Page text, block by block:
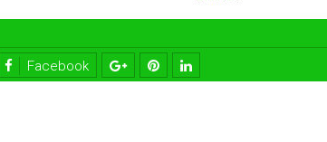
Facebook